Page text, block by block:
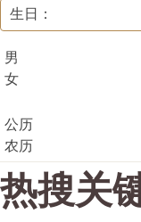
生日：
男
女
公历
农历
热搜关